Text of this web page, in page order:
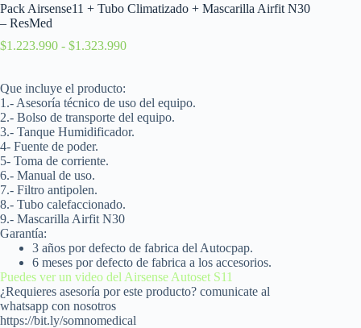
Pack Airsense11 + Tubo Climatizado + Mascarilla Airfit N30
– ResMed
$1.223.990 - $1.323.990
Que incluye el producto:
1.- Asesoría técnico de uso del equipo.
2.- Bolso de transporte del equipo.
3.- Tanque Humidificador.
4- Fuente de poder.
5- Toma de corriente.
6.- Manual de uso.
7.- Filtro antipolen.
8.- Tubo calefaccionado.
9.- Mascarilla Airfit N30
Garantía:
3 años por defecto de fabrica del Autocpap.
6 meses por defecto de fabrica a los accesorios.
Puedes ver un video del Airsense Autoset S11
¿Requieres asesoría por este producto? comunicate al
whatsapp con nosotros
https://bit.ly/somnomedical